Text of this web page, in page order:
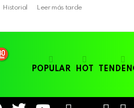
Historial Leer más tarde
POPULAR HOT
twitter youtube